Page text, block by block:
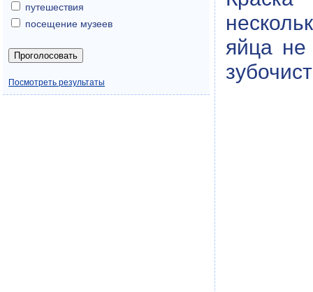
яйца не
путешествия
посещение музеев
Посмотреть результаты